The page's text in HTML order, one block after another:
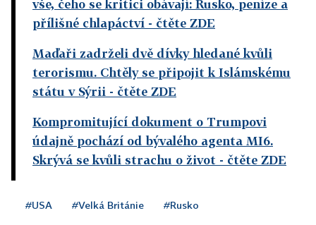
vše, čeho se kritici obávají: Rusko, peníze a
přílišné chlapáctví - čtěte ZDE
Maďaři zadrželi dvě dívky hledané kvůli
terorismu. Chtěly se připojit k Islámskému
státu v Sýrii - čtěte ZDE
Kompromitující dokument o Trumpovi
údajně pochází od bývalého agenta MI6.
Skrývá se kvůli strachu o život - čtěte ZDE
#USA #Velká Británie #Rusko